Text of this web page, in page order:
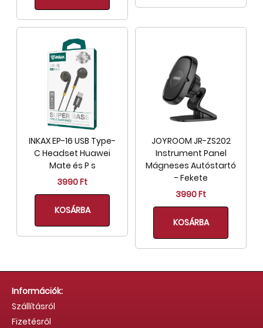
INKAX EP-16 USB Type-
C Headset Huawei
Mate és P s
3990 Ft
KOSÁRBA
JOYROOM JR-ZS202
Instrument Panel
Mágneses Autóstartó
- Fekete
3990 Ft
KOSÁRBA
Információk:
Szállításról
Fizetésről